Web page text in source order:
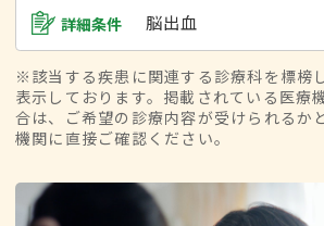
詳細条件 脳出血
※該当する疾患に関連する診療科を標榜
表示しております。掲載されている医療
合は、ご希望の診療内容が受けられるか
機関に直接ご確認ください。